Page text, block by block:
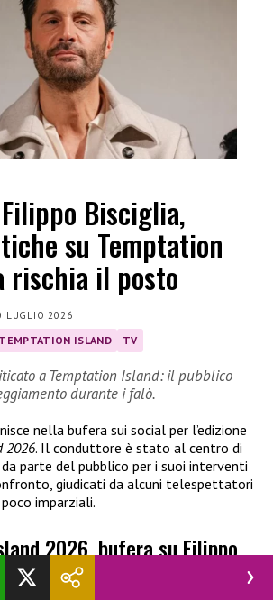
Bisciglia,
su Temptation
rischia il posto
LUGLIO 2026
TEMPTATION ISLAND TV
a Temptation Island: il pubblico
durante i falò.
nella bufera sui social per l’edizione
2026. Il conduttore è stato al centro di
da parte del pubblico per i suoi interventi
giudicati da alcuni telespettatori
imparziali.
2026, bufera su Filippo